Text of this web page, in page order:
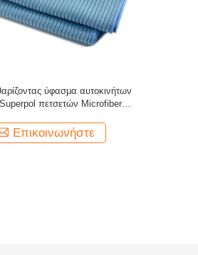
ύφασμα αυτοκινήτων
πετσετών Microfiber
Επικοινωνήστε